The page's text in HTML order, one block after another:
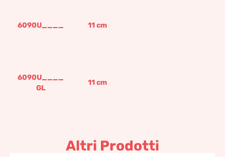
6090U____ 11cm
6090U____
GL
11cm
Altri Prodotti